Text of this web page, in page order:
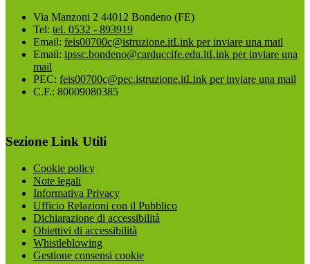
Via Manzoni 2 44012 Bondeno (FE)
Tel: tel. 0532 - 893919
Email: feis00700c@istruzione.itLink per inviare una mail
Email: ipssc.bondeno@carduccife.edu.itLink per inviare una
mail
PEC: feis00700c@pec.istruzione.itLink per inviare una mail
C.F.: 80009080385
Sezione Link Utili
Cookie policy
Note legali
Informativa Privacy
Ufficio Relazioni con il Pubblico
Dichiarazione di accessibilità
Obiettivi di accessibilità
Whistleblowing
Gestione consensi cookie